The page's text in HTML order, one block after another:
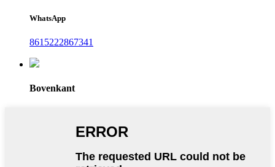
WhatsApp
8615222867341
Bovenkant